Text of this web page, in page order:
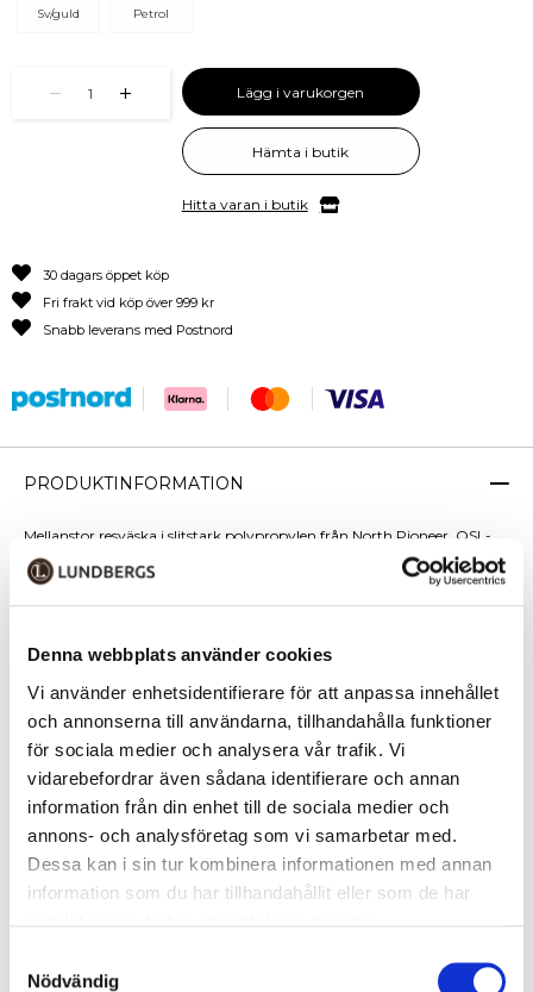
Denna webbplats använder cookies
Vi använder enhetsidentifierare för att anpassa innehållet
och annonserna till användarna, tillhandahålla funktioner
för sociala medier och analysera vår trafik. Vi
vidarebefordrar även sådana identifierare och annan
information från din enhet till de sociala medier och
annons- och analysföretag som vi samarbetar med.
Dessa kan i sin tur kombinera informationen med annan
information som du har tillhandahållit eller som de har
Nödvändig
Sv/guld Petrol
1 Lägg i varukorgen
Hämta i butik
Hitta varan i butik
30 dagars öppet köp
Fri frakt vid köp över 999 kr
Snabb leverans med Postnord
PRODUKTINFORMATION
Mellanstor resväska i slitstark polypropylen från North Pioneer. OSL-
väskorna från North Pioneer består av mycket robusta, lätta och
funktionella väskor. Serien heter OSL efter flygplatskoden för Oslo
Airport Gardermoen, och designen är inspirerad av norska glaciärer
Väskan har ett rejält draghandtag och fyra 360° snurrande hjul, vilket
gör den lätt att rulla åt alla håll. Rejäl dragkedja, samt TSA-kodlås ger
bra skydd för ditt innehåll. Inuti har den praktiska blixtlåsfickor och ett
elastiskt korsband som håller kläderna på plats. Väskan är tillverkad av
polypropylen, vilket är ett solitt, lätt och smidigt material.
Specifikationer
• Vikt: 2,9 kilo
• Fyra 360° tysta snurrande hjul